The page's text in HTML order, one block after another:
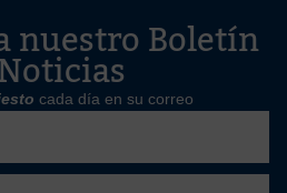
nuestro Boletín
cada día en su correo